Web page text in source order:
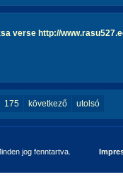
verse http://
175 következő utolsó
jog fenntartva.